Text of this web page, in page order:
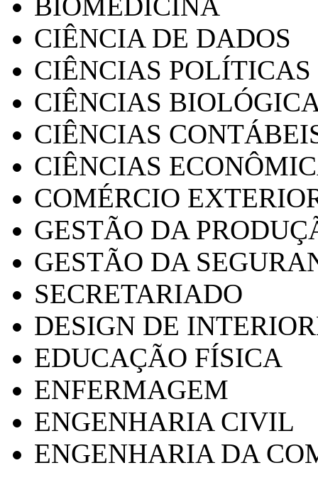
CIÊNCIA DE DADOS
CIÊNCIAS POLÍTICAS
CIÊNCIAS
CIÊNCIAS
CIÊNCIAS
COMÉRCIO
GESTÃO DA
GESTÃO DA
SECRETARIADO
DESIGN DE
EDUCAÇÃO FÍSICA
ENFERMAGEM
ENGENHARIA CIVIL
ENGENHARIA DA